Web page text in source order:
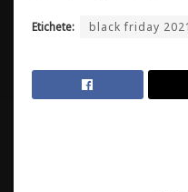
Etichete: black friday 2021